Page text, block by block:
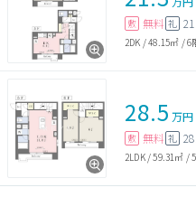
敷 無料 礼
2DK /48.15㎡ /6
28.5 万円
敷 無料 礼
2LDK/59.31㎡ /